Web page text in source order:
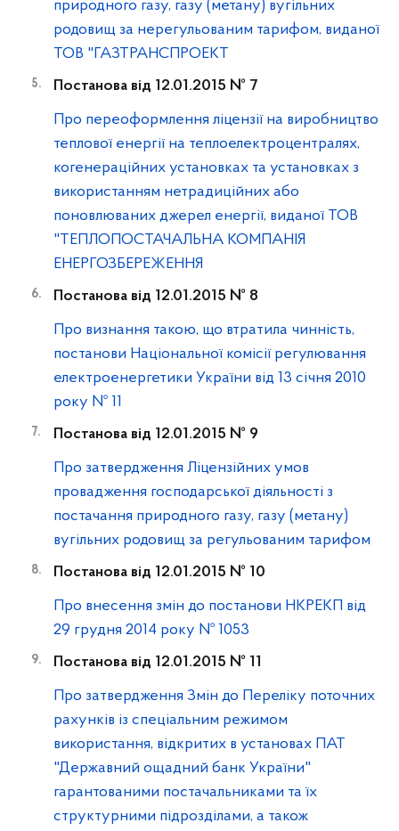
природного газу, газу (метану) вугільних
родовищ за нерегульованим тарифом, виданої
ТОВ "ГАЗТРАНСПРОЕКТ
Постанова від 12.01.2015 № 7
Про переоформлення ліцензії на виробництво
теплової енергії на теплоелектроцентралях,
когенераційних установках та установках з
використанням нетрадиційних або
поновлюваних джерел енергії, виданої ТОВ
"ТЕПЛОПОСТАЧАЛЬНА КОМПАНІЯ
ЕНЕРГОЗБЕРЕЖЕННЯ
Постанова від 12.01.2015 № 8
Про визнання такою, що втратила чинність,
постанови Національної комісії регулювання
електроенергетики України від 13 січня 2010
року № 11
Постанова від 12.01.2015 № 9
Про затвердження Ліцензійних умов
провадження господарської діяльності з
постачання природного газу, газу (метану)
вугільних родовищ за регульованим тарифом
Постанова від 12.01.2015 № 10
Про внесення змін до постанови НКРЕКП від
29 грудня 2014 року № 1053
Постанова від 12.01.2015 № 11
Про затвердження Змін до Переліку поточних
рахунків із спеціальним режимом
використання, відкритих в установах ПАТ
"Державний ощадний банк України"
гарантованими постачальниками та їх
структурними підрозділами, а також